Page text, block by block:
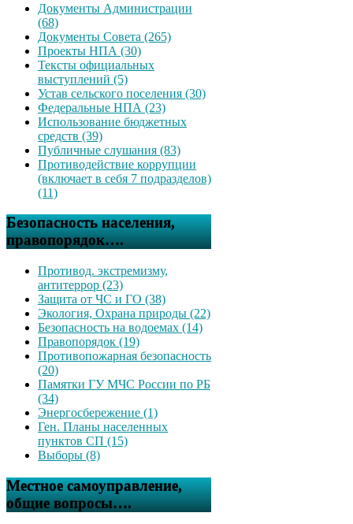
Документы Администрации
(68)
Документы Совета (265)
Проекты НПА (30)
Тексты официальных
выступлений (5)
Устав сельского поселения (30)
Федеральные НПА (23)
Использование бюджетных
средств (39)
Публичные слушания (83)
Противодействие коррупции
(включает в себя 7 подразделов)
(11)
Безопасность населения,
правопорядок….
Противод. экстремизму,
антитеррор (23)
Защита от ЧС и ГО (38)
Экология, Охрана природы (22)
Безопасность на водоемах (14)
Правопорядок (19)
Противопожарная безопасность
(20)
Памятки ГУ МЧС России по РБ
(34)
Энергосбережение (1)
Ген. Планы населенных
пунктов СП (15)
Выборы (8)
Местное самоуправление,
общие вопросы….